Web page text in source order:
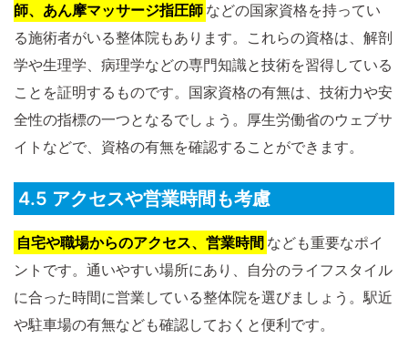
師、あん摩マッサージ指圧師 などの国家資格を持ってい
る施術者がいる整体院もあります。これらの資格は、解剖
学や生理学、病理学などの専門知識と技術を習得している
ことを証明するものです。国家資格の有無は、技術力や安
全性の指標の一つとなるでしょう。厚生労働省のウェブサ
イトなどで、資格の有無を確認することができます。
4.5 アクセスや営業時間も考慮
自宅や職場からのアクセス、営業時間 なども重要なポイ
ントです。通いやすい場所にあり、自分のライフスタイル
に合った時間に営業している整体院を選びましょう。駅近
や駐車場の有無なども確認しておくと便利です。